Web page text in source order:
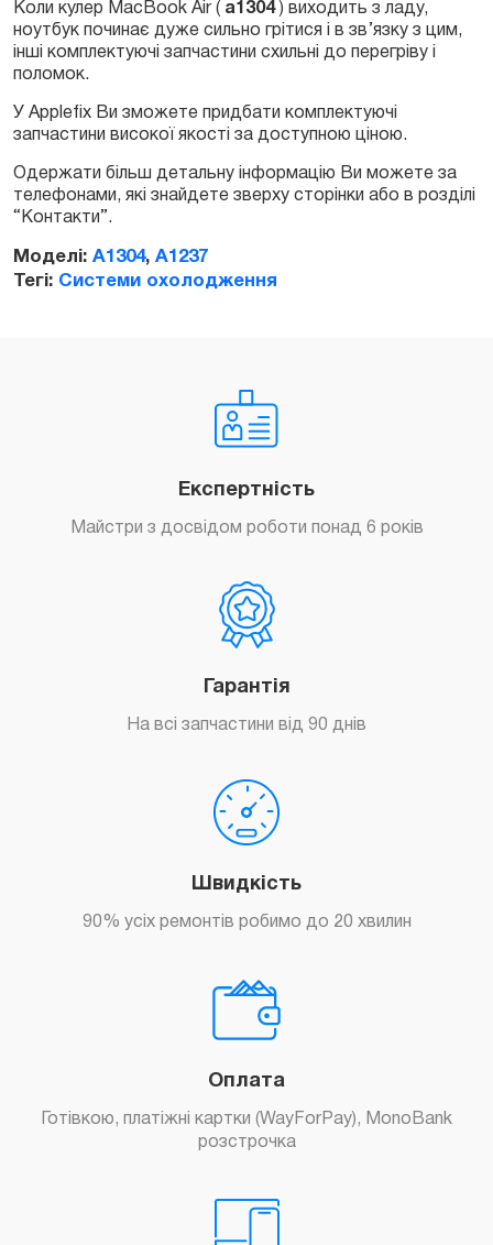
Коли кулер MacBook Air ( a1304 ) виходить з ладу,
ноутбук починає дуже сильно грітися і в зв’язку з цим,
інші комплектуючі запчастини схильні до перегріву і
поломок.
У Applefix Ви зможете придбати комплектуючі
запчастини високої якості за доступною ціною.
Одержати більш детальну інформацію Ви можете за
телефонами, які знайдете зверху сторінки або в розділі
“Контакти”.
Моделі: A1304, A1237
Тегі: Системи охолодження
Експертність
Майстри з досвідом роботи понад 6 років
Гарантія
На всі запчастини від 90 днів
Швидкість
90% усіх ремонтів робимо до 20 хвилин
Оплата
Готівкою, платіжні картки (WayForPay), MonoBank
розстрочка